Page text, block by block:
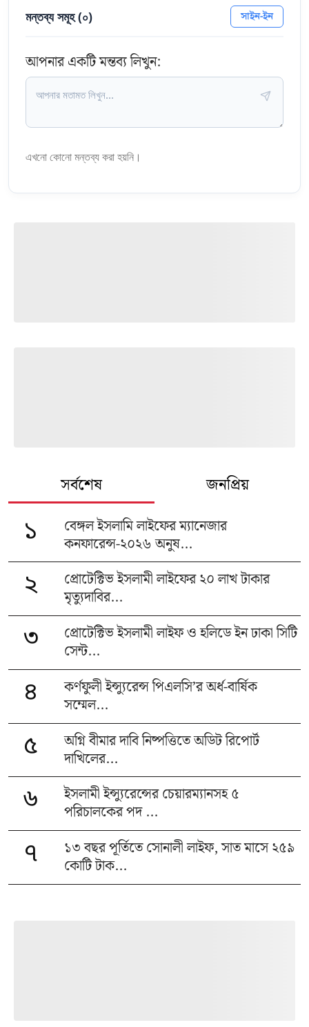
মন্তব্য সমূহ (০) সাইন-ইন
আপনার একটি মন্তব্য লিখুন:
এখনো কোনো মন্তব্য করা হয়নি।
সর্বশেষ জনপ্রিয়
১
বেঙ্গল ইসলামি লাইফের ম্যানেজার
কনফারেন্স-২০২৬ অনুষ...
২
প্রোটেক্টিভ ইসলামী লাইফের ২০ লাখ টাকার
মৃত্যুদাবির...
৩
প্রোটেক্টিভ ইসলামী লাইফ ও হলিডে ইন ঢাকা সিটি
সেন্ট...
৪
কর্ণফুলী ইন্স্যুরেন্স পিএলসি’র অর্ধ-বার্ষিক
সম্মেল...
৫
অগ্নি বীমার দাবি নিষ্পত্তিতে অডিট রিপোর্ট
দাখিলের...
৬
ইসলামী ইন্স্যুরেন্সের চেয়ারম্যানসহ ৫
পরিচালকের পদ ...
৭
১৩ বছর পূর্তিতে সোনালী লাইফ, সাত মাসে ২৫৯
কোটি টাক...